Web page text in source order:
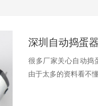
很多厂家关心自动捣
由于太多的资料看不懂